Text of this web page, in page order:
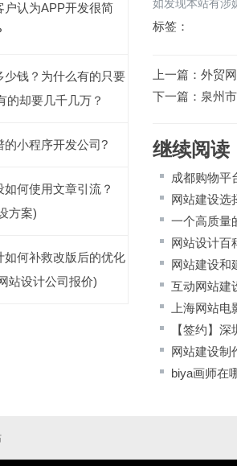
户认为APP开发很简
少钱？为什么有的只要
的却要几千几万？
的小程序开发公司?
何使用文章引流？
方案)
如何补救改版后的优化
站设计公司报价)
如发现本站有涉
标签：
上一篇： 外贸
下一篇： 泉州
继续阅读
成都购物平
网站建设选
一个高质量
网站设计百
网站建设和
互动网站建
上海网站
【签约】
网站建设制
biya画师在